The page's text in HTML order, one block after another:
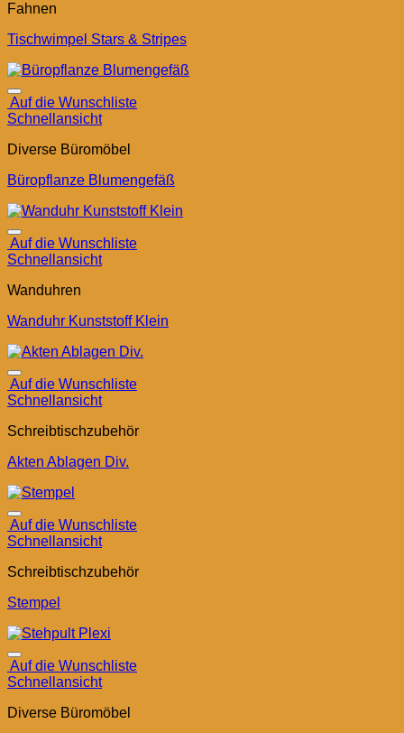
Fahnen
Tischwimpel Stars & Stripes
Auf die Wunschliste
Schnellansicht
Diverse Büromöbel
Büropflanze Blumengefäß
Auf die Wunschliste
Schnellansicht
Wanduhren
Wanduhr Kunststoff Klein
Auf die Wunschliste
Schnellansicht
Schreibtischzubehör
Akten Ablagen Div.
Auf die Wunschliste
Schnellansicht
Schreibtischzubehör
Stempel
Auf die Wunschliste
Schnellansicht
Diverse Büromöbel